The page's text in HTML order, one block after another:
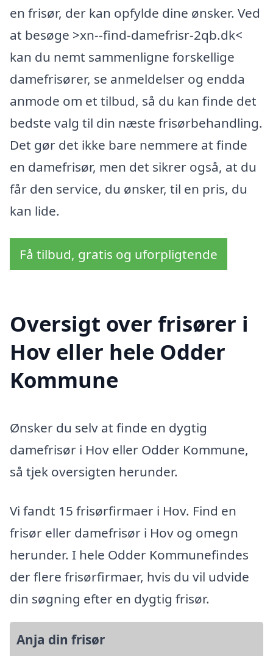
en frisør, der kan opfylde dine ønsker. Ved
at besøge >xn--find-damefrisr-2qb.dk<
kan du nemt sammenligne forskellige
damefrisører, se anmeldelser og endda
anmode om et tilbud, så du kan finde det
bedste valg til din næste frisørbehandling.
Det gør det ikke bare nemmere at finde
en damefrisør, men det sikrer også, at du
får den service, du ønsker, til en pris, du
kan lide.
Få tilbud, gratis og uforpligtende
Oversigt over frisører i
Hov eller hele Odder
Kommune
Ønsker du selv at finde en dygtig
damefrisør i Hov eller Odder Kommune,
så tjek oversigten herunder.
Vi fandt 15 frisørfirmaer i Hov. Find en
frisør eller damefrisør i Hov og omegn
herunder. I hele Odder Kommunefindes
der flere frisørfirmaer, hvis du vil udvide
din søgning efter en dygtig frisør.
Anja din frisør